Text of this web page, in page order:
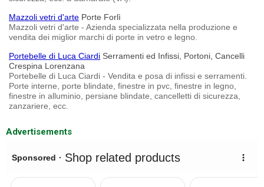
Mazzoli vetri d'arte Porte Forlì
Mazzoli vetri d'arte - Azienda specializzata nella produzione e
vendita dei miglior marchi di porte in vetro e legno.
Portebelle di Luca Ciardi Serramenti ed Infissi, Portoni, Cancelli
Crespina Lorenzana
Portebelle di Luca Ciardi - Vendita e posa di infissi e serramenti.
Porte interne, porte blindate, finestre in pvc, finestre in legno,
finestre in alluminio, persiane blindate, cancelletti di sicurezza,
zanzariere, ecc.
Advertisements